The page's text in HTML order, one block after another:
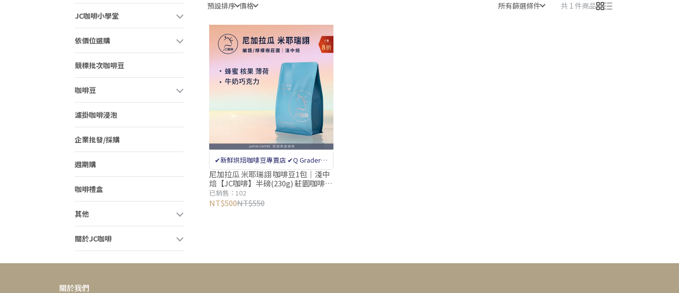
JC咖啡小學堂
依價位選購
競標批次咖啡豆
咖啡豆
濾掛咖啡浸泡
企業批發/採購
週期購
咖啡禮盒
其他
關於JC咖啡
預設排序 價格 所有篩選條件 共 1 件商品
✔新鮮烘焙咖啡豆專賣店 ✔Q Grader咖
啡品鑑師把關 ✔百萬級咖啡篩豆機剔除
瑕疵豆
尼加拉瓜 米耶瑞詡 咖啡豆1包│淺中
焙【JC咖啡】半磅(230g) 莊園咖啡
新鮮烘焙
已銷售：102
NT$500NT$550
關於我們